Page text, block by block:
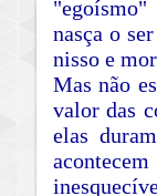
nasça o
nisso e
Mas não
valor das
elas